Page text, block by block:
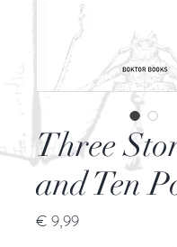
Three
and Ten
€ 9,99Prijs